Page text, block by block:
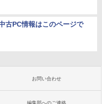
古PC情報はこのページで
お問い合わせ